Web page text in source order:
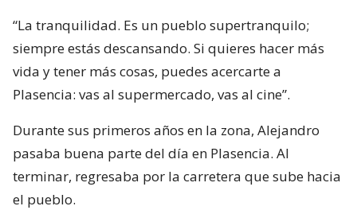
“La tranquilidad. Es un pueblo supertranquilo;
siempre estás descansando. Si quieres hacer más
vida y tener más cosas, puedes acercarte a
Plasencia: vas al supermercado, vas al cine”.
Durante sus primeros años en la zona, Alejandro
pasaba buena parte del día en Plasencia. Al
terminar, regresaba por la carretera que sube hacia
el pueblo.